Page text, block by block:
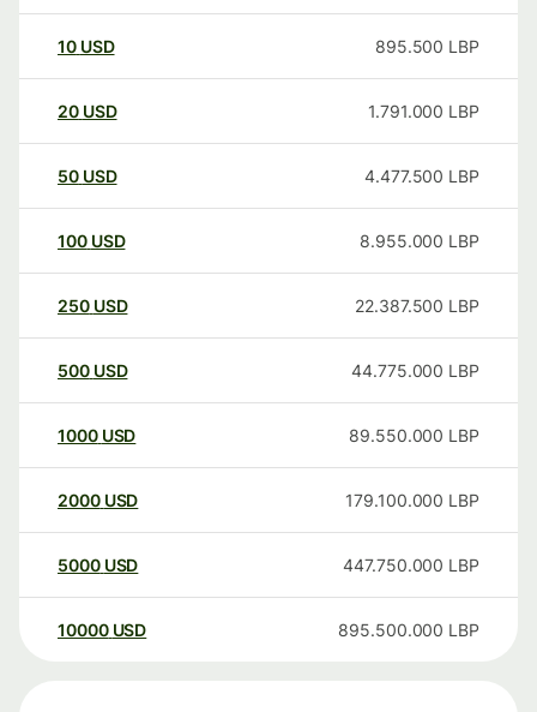
10 USD 895.500 LBP
20 USD 1.791.000 LBP
50 USD 4.477.500 LBP
100 USD 8.955.000 LBP
250 USD 22.387.500 LBP
500 USD 44.775.000 LBP
1000 USD 89.550.000 LBP
2000 USD 179.100.000 LBP
5000 USD 447.750.000 LBP
10000 USD 895.500.000 LBP